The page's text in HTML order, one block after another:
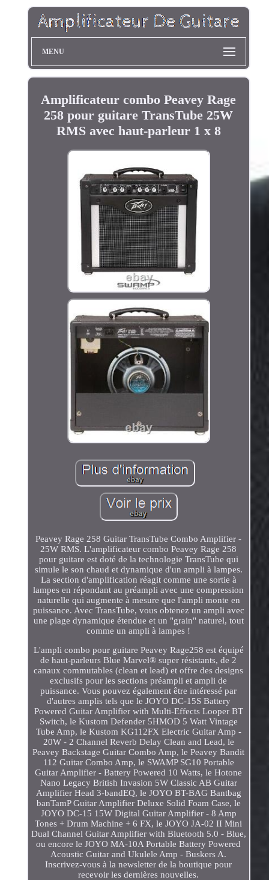
MENU
Amplificateur combo Peavey Rage
258 pour guitare TransTube 25W
RMS avec haut-parleur 1 x 8
Peavey Rage 258 Guitar TransTube Combo Amplifier -
25W RMS. L'amplificateur combo Peavey Rage 258
pour guitare est doté de la technologie TransTube qui
simule le son chaud et dynamique d'un ampli à lampes.
La section d'amplification réagit comme une sortie à
lampes en répondant au préampli avec une compression
naturelle qui augmente à mesure que l'ampli monte en
puissance. Avec TransTube, vous obtenez un ampli avec
une plage dynamique étendue et un "grain" naturel, tout
comme un ampli à lampes !
L'ampli combo pour guitare Peavey Rage258 est équipé
de haut-parleurs Blue Marvel® super résistants, de 2
canaux commutables (clean et lead) et offre des designs
exclusifs pour les sections préampli et ampli de
puissance. Vous pouvez également être intéressé par
d'autres amplis tels que le JOYO DC-15S Battery
Powered Guitar Amplifier with Multi-Effects Looper BT
Switch, le Kustom Defender 5HMOD 5 Watt Vintage
Tube Amp, le Kustom KG112FX Electric Guitar Amp -
20W - 2 Channel Reverb Delay Clean and Lead, le
Peavey Backstage Guitar Combo Amp, le Peavey Bandit
112 Guitar Combo Amp, le SWAMP SG10 Portable
Guitar Amplifier - Battery Powered 10 Watts, le Hotone
Nano Legacy British Invasion 5W Classic AB Guitar
Amplifier Head 3-bandEQ, le JOYO BT-BAG Bantbag
banTamP Guitar Amplifier Deluxe Solid Foam Case, le
JOYO DC-15 15W Digital Guitar Amplifier - 8 Amp
Tones + Drum Machine + 6 FX, le JOYO JA-02 II Mini
Dual Channel Guitar Amplifier with Bluetooth 5.0 - Blue,
ou encore le JOYO MA-10A Portable Battery Powered
Acoustic Guitar and Ukulele Amp - Buskers A.
Inscrivez-vous à la newsletter de la boutique pour
recevoir les dernières nouvelles.